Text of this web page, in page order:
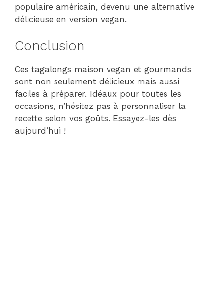
populaire américain, devenu une alternative
délicieuse en version vegan.
Conclusion
Ces tagalongs maison vegan et gourmands
sont non seulement délicieux mais aussi
faciles à préparer. Idéaux pour toutes les
occasions, n’hésitez pas à personnaliser la
recette selon vos goûts. Essayez-les dès
aujourd’hui !